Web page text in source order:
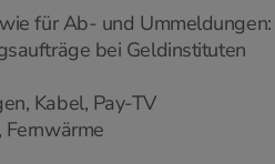
für Ab- und Ummeldungen:
bei Geldinstituten
Kabel, Pay-TV